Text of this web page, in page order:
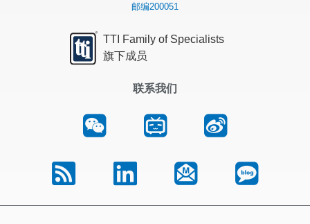
邮编200051
TTI Family of Specialists
旗下成员
联系我们